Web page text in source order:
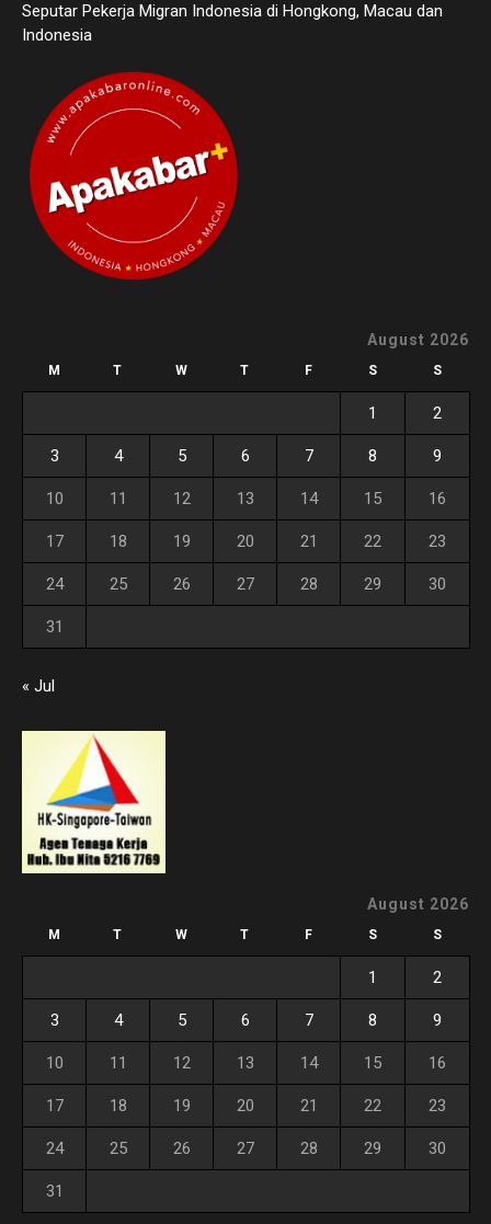
Seputar Pekerja Migran Indonesia di Hongkong, Macau dan
Indonesia
August 2026
M T W T F S S
1 2
3 4 5 6 7 8 9
10 11 12 13 14 15 16
17 18 19 20 21 22 23
24 25 26 27 28 29 30
31
« Jul
August 2026
M T W T F S S
1 2
3 4 5 6 7 8 9
10 11 12 13 14 15 16
17 18 19 20 21 22 23
24 25 26 27 28 29 30
31